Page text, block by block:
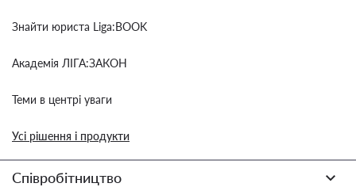
Знайти юриста Liga:BOOK
Академія ЛІГА:ЗАКОН
Теми в центрі уваги
Усі рішення і продукти
Співробітництво